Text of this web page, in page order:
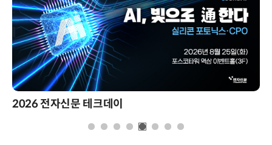
2026 전자신문 테크데이